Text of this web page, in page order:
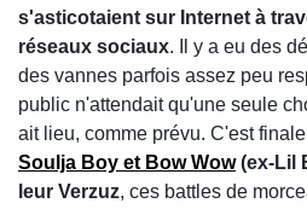
s'asticotaient sur Internet à
réseaux sociaux. Il y a eu des
des vannes parfois assez peu
public n'attendait qu'une seule
ait lieu, comme prévu. C'est
Soulja Boy et Bow Wow(ex-Lil
leur Verzuz, ces battles de